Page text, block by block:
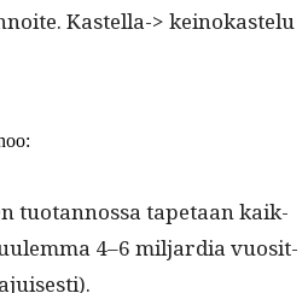
Kastel­la-> keinokastelu
tuotan­nos­sa tapetaan kaik­
4–6 mil­jar­dia vuosit­